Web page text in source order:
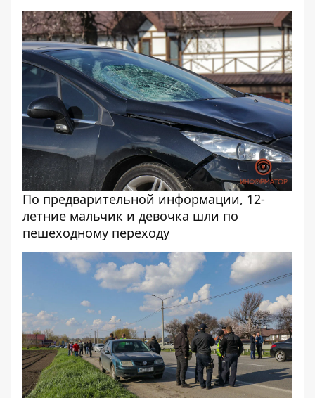
По предварительной информации, 12-
летние мальчик и девочка шли по
пешеходному переходу